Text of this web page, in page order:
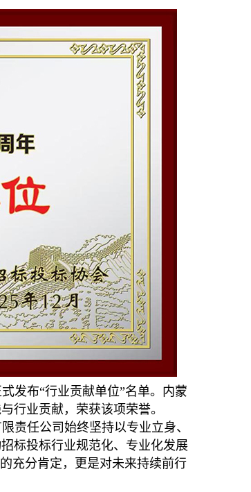
发布“行业贡献单位”名单。内蒙
行业贡献，荣获该项荣誉。
责任公司始终坚持以专业立身、
标投标行业规范化、专业化发展
充分肯定，更是对未来持续前行